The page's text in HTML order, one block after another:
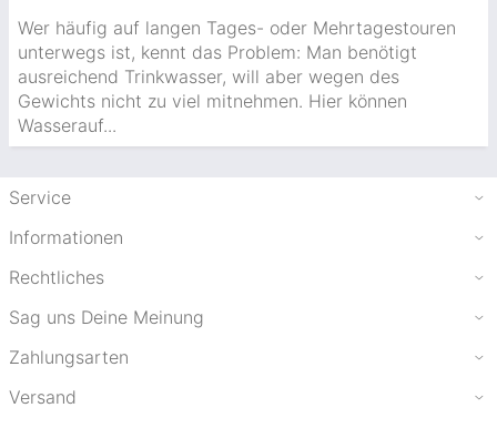
Wer häufig auf langen Tages- oder Mehrtagestouren
unterwegs ist, kennt das Problem: Man benötigt
ausreichend Trinkwasser, will aber wegen des
Gewichts nicht zu viel mitnehmen. Hier können
Wasserauf...
Service
Informationen
Rechtliches
Sag uns Deine Meinung
Zahlungsarten
Versand